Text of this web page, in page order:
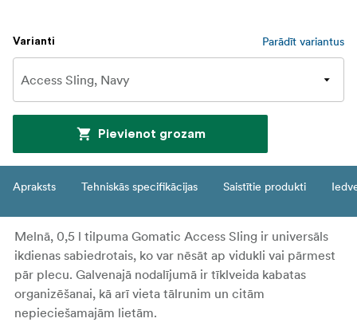
Varianti Parādīt variantus
Pievienot grozam
Apraksts Tehniskās specifikācijas Saistītie produkti
Melnā, 0,5 l tilpuma Gomatic Access Sling ir universāls
ikdienas sabiedrotais, ko var nēsāt ap vidukli vai pārmest
pār plecu. Galvenajā nodalījumā ir tīklveida kabatas
organizēšanai, kā arī vieta tālrunim un citām
nepieciešamajām lietām.